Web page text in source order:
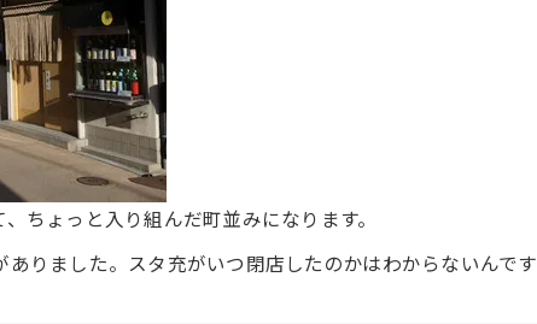
ちょっと入り組んだ町並みになります。
りました。スタ充がいつ閉店したのかはわからないんです